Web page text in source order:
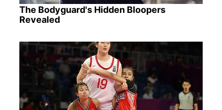
The Bodyguard's Hidden Bloopers
Revealed